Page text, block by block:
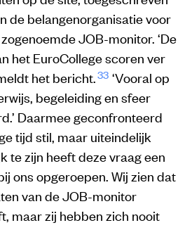
de belangenorganisatie voor
JOB-monitor. ‘De
het EuroCollege scoren ver
het bericht.33 ‘Vooral op
begeleiding en sfeer
Daarmee geconfronteerd
tijd stil, maar uiteindelijk
te zijn heeft deze vraag een
ons opgeroepen. Wij zien dat
van de JOB-monitor
maar zij hebben zich nooit